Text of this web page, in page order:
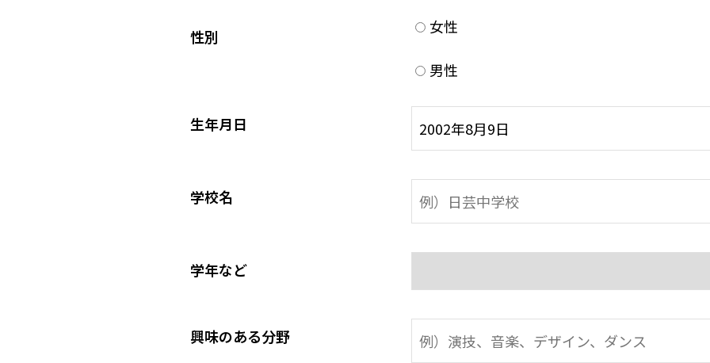
性別 女性
男性
生年月日
学校名
学年など
興味のある分野